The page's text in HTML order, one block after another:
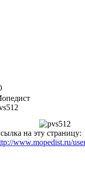
на эту страницу:
www.mopedist.ru/